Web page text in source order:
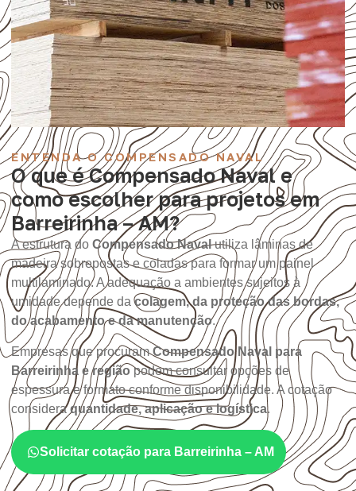
ENTENDA O COMPENSADO NAVAL
O que é Compensado Naval e
como escolher para projetos em
Barreirinha – AM?
A estrutura do Compensado Navalutiliza lâminas de
madeira sobrepostas e coladas para formar um painel
multilaminado. A adequação a ambientes sujeitos à
umidade depende dacolagem, da proteção das bordas,
do acabamento e da manutenção.
Empresas que procuramCompensado Naval para
Barreirinha e regiãopodem consultar opções de
espessura e formato conforme disponibilidade. A cotação
consideraquantidade, aplicação e logística.
Solicitar cotação para Barreirinha – AM